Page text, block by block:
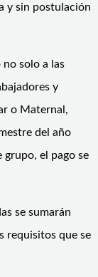
y sin postulación
solo a las
y
o Maternal,
del año
grupo, el pago se
se sumarán
requisitos que se